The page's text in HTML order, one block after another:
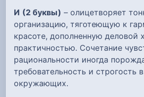
И (2 буквы) – олицетворяет
организацию, тяготеющую к
красоте, дополненную деловой
практичностью. Сочетание
рациональности иногда
требовательность и строгость
окружающих.